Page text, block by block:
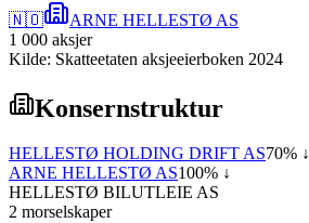
🇳🇴
ARNE HELLESTØ AS
1 000 aksjer
Kilde: Skatteetaten aksjeeierboken 2024
Konsernstruktur
HELLESTØ HOLDING DRIFT AS70% ↓
ARNE HELLESTØ AS100% ↓
HELLESTØ BILUTLEIE AS
2 morselskaper